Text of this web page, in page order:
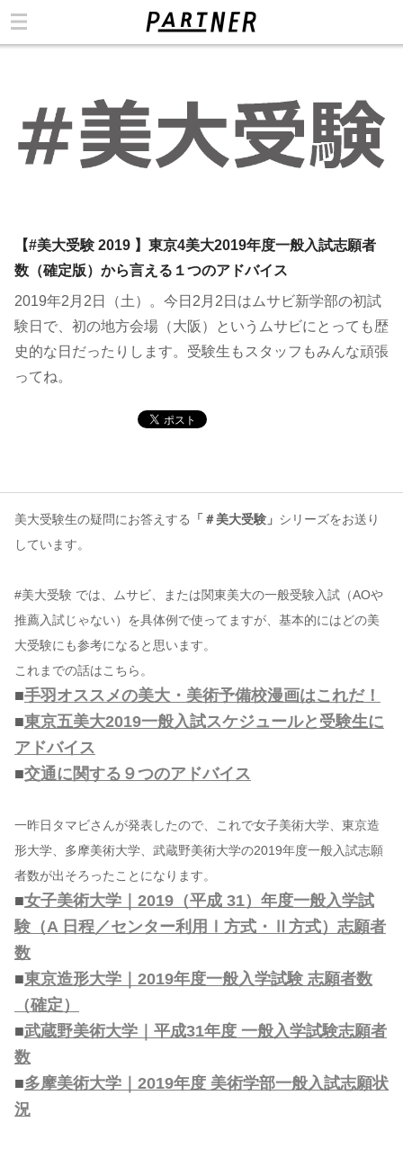
【#美大受験 2019 】東京4美大2019年度一般入試志願者
数（確定版）から言える１つのアドバイス
2019年2月2日（土）。今日2月2日はムサビ新学部の初試
験日で、初の地方会場（大阪）というムサビにとっても歴
史的な日だったりします。受験生もスタッフもみんな頑張
ってね。
美大受験生の疑問にお答えする 「＃美大受験」 シリーズをお送り
しています。
#美大受験 では、ムサビ、または関東美大の一般受験入試（AOや
推薦入試じゃない）を具体例で使ってますが、基本的にはどの美
大受験にも参考になると思います。
これまでの話はこちら。
■手羽オススメの美大・美術予備校漫画はこれだ！
■東京五美大2019一般入試スケジュールと受験生に
アドバイス
■交通に関する９つのアドバイス
一昨日タマビさんが発表したので、これで女子美術大学、東京造
形大学、多摩美術大学、武蔵野美術大学の2019年度一般入試志願
者数が出そろったことになります。
■女子美術大学｜2019（平成 31）年度一般入学試
験（A 日程／センター利用Ⅰ方式・Ⅱ方式）志願者
数
■東京造形大学｜2019年度一般入学試験 志願者数
（確定）
■武蔵野美術大学｜平成31年度 一般入学試験志願者
数
■多摩美術大学｜2019年度 美術学部一般入試志願状
況